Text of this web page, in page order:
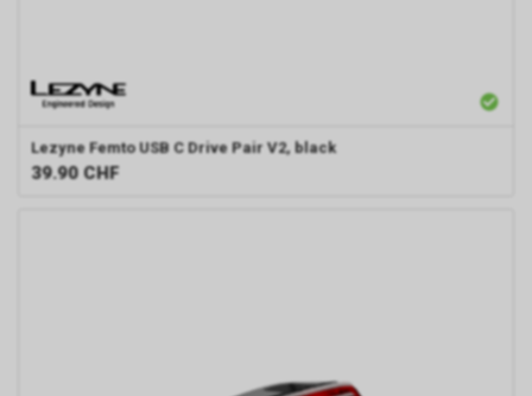
Lezyne Femto USB C Drive Pair V2, black
39.90 CHF